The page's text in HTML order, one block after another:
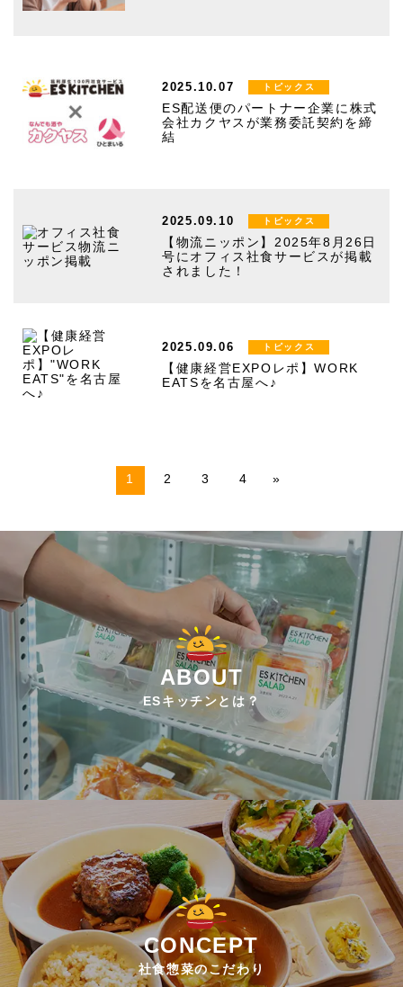
2025.10.07 トピックス
ES配送便のパートナー企業に株式
会社カクヤスが業務委託契約を締
結
2025.09.10 トピックス
【物流ニッポン】2025年8月26日
号にオフィス社食サービスが掲載
されました！
2025.09.06 トピックス
【健康経営EXPOレポ】WORK
EATSを名古屋へ♪
1 2 3 4 »
ABOUT
ESキッチンとは？
CONCEPT
社食惣菜のこだわり